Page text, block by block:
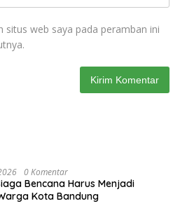
situs web saya pada peramban ini
0 Komentar
Bencana Harus Menjadi
Kota Bandung